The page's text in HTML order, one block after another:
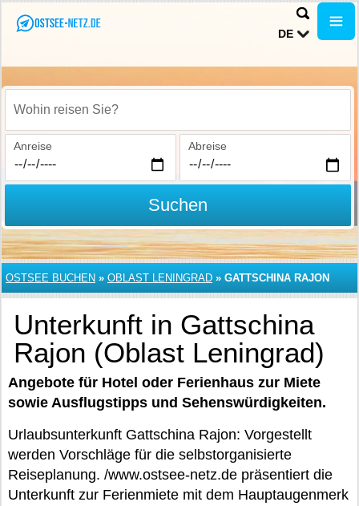
DE
Wohin reisen Sie?
Anreise Abreise
Suchen
OSTSEE BUCHEN » OBLAST LENINGRAD » GATTSCHINA RAJON
Unterkunft in Gattschina
Rajon (Oblast Leningrad)
Angebote für Hotel oder Ferienhaus zur Miete
sowie Ausflugstipps und Sehenswürdigkeiten.
Urlaubsunterkunft Gattschina Rajon: Vorgestellt
werden Vorschläge für die selbstorganisierte
Reiseplanung. /www.ostsee-netz.de präsentiert die
Unterkunft zur Ferienmiete mit dem Hauptaugenmerk